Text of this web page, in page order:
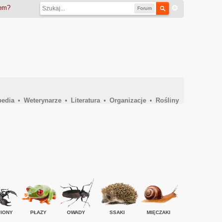
Forum
• Weterynarze • Literatura • Organizacje • Rośliny
PŁAZY OWADY SSAKI MIĘCZAKI